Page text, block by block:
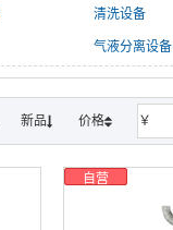
清洗设备
气液分离设备
新品 价格 ￥
自营